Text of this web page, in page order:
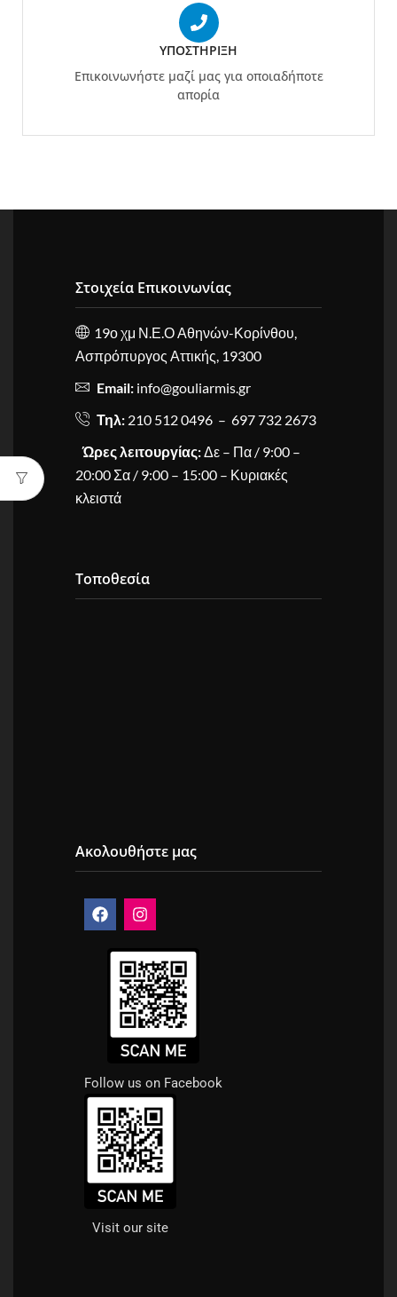
ΥΠΟΣΤΉΡΙΞΗ
Επικοινωνήστε μαζί μας για οποιαδήποτε
απορία
Στοιχεία Επικοινωνίας
19ο χμ Ν.Ε.Ο Αθηνών-Κορίνθου,
Ασπρόπυργος Αττικής, 19300
Email: info@gouliarmis.gr
Τηλ: 210 512 0496 – 697 732 2673
Ώρες λειτουργίας:Δε – Πα / 9:00 –
20:00 Σα / 9:00 – 15:00 – Κυριακές
κλειστά
Τοποθεσία
Ακολουθήστε μας
Follow us on Facebook
Visit our site